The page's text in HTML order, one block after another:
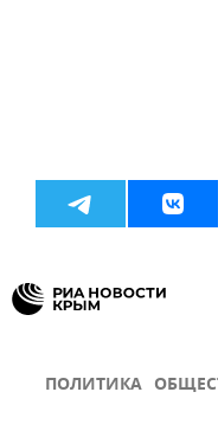
ПОЛИТИКА